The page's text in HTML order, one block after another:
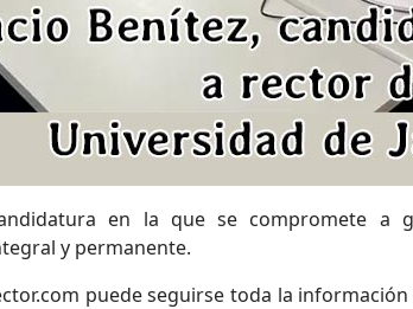
en la que se compromete a
y permanente.
puede seguirse toda la